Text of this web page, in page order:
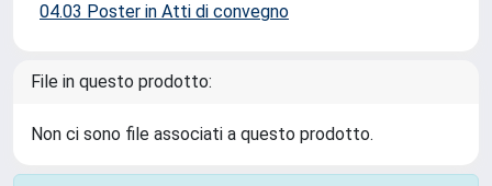
04.03 Poster in Atti di convegno
File in questo prodotto:
Non ci sono file associati a questo prodotto.